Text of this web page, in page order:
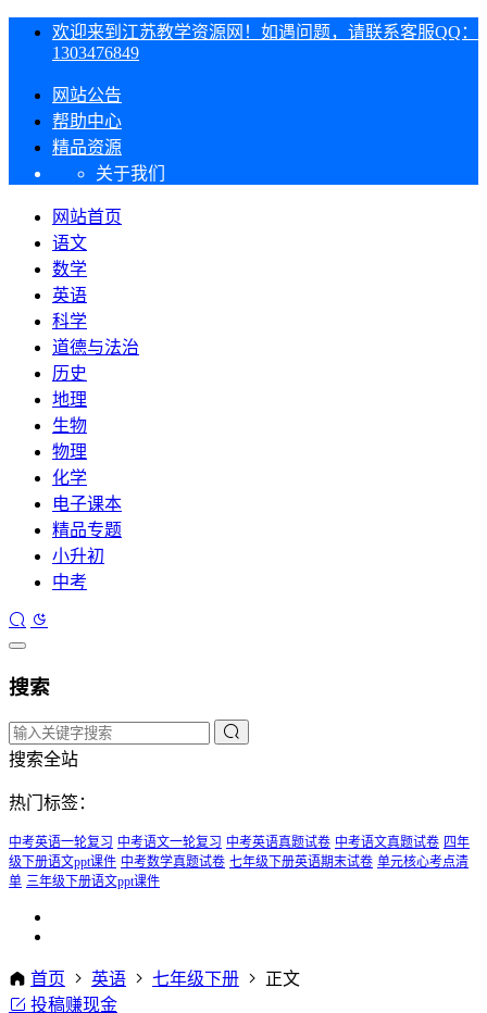
欢迎来到江苏教学资源网！如遇问题，请联系客服QQ：
1303476849
网站公告
帮助中心
精品资源
关于我们
网站首页
语文
数学
英语
科学
道德与法治
历史
地理
生物
物理
化学
电子课本
精品专题
小升初
中考
搜索
搜索全站
热门标签：
中考英语一轮复习 中考语文一轮复习 中考英语真题试卷 中考语文真题试卷 四年
级下册语文ppt课件 中考数学真题试卷 七年级下册英语期末试卷 单元核心考点清
单 三年级下册语文ppt课件
首页 英语 七年级下册
正文
投稿赚现金